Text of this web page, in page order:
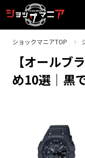
ショックマニアTOP
【オールブ
め10選｜黒